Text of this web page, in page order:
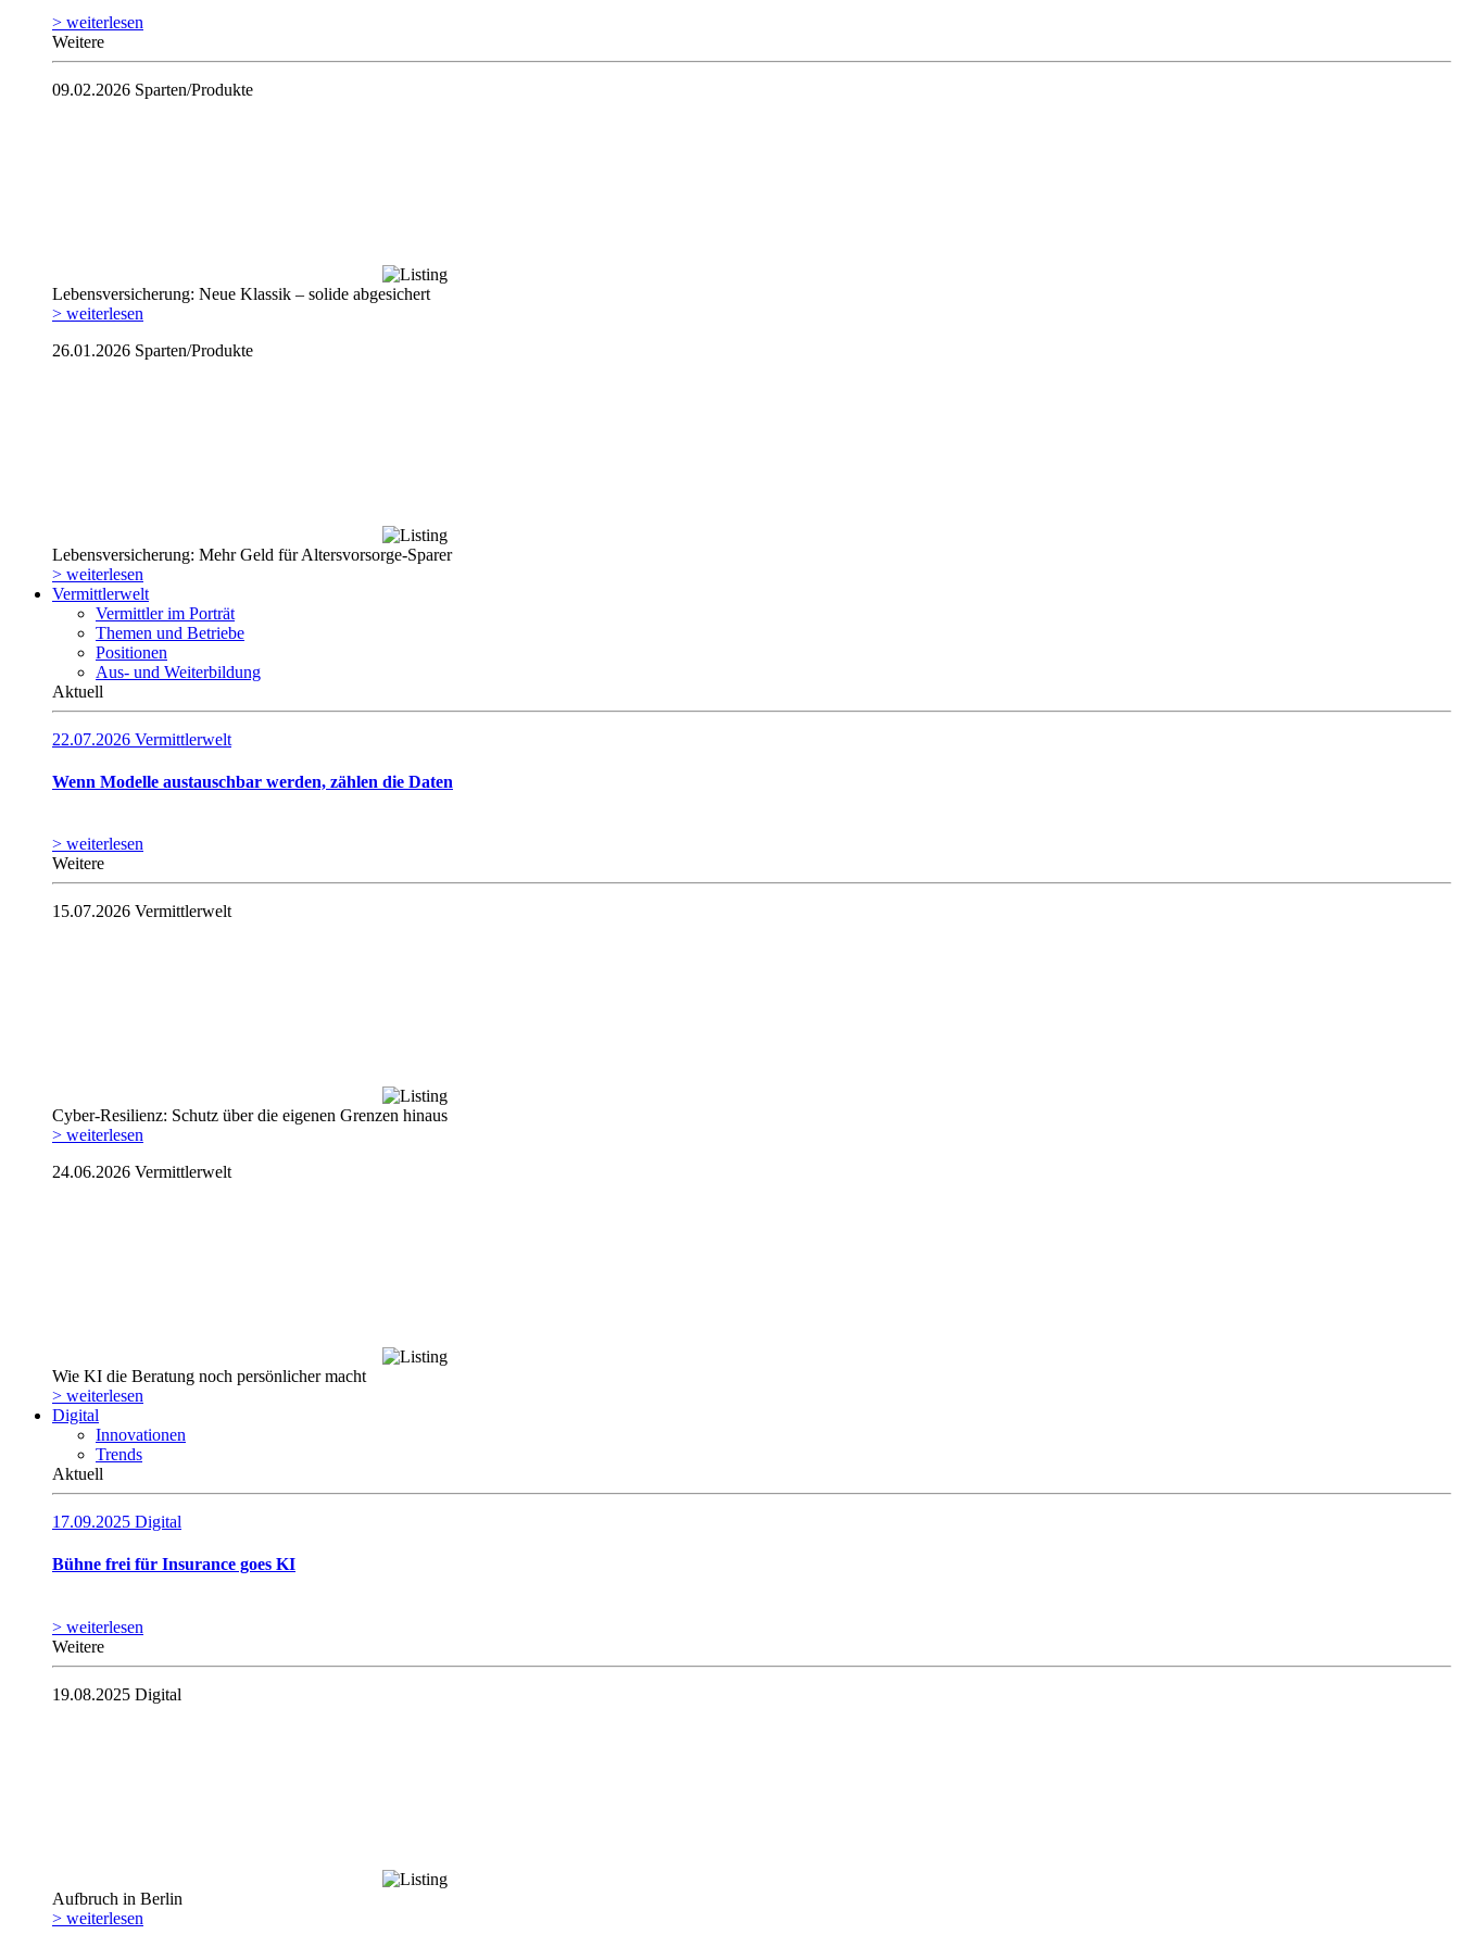
> weiterlesen
Weitere
09.02.2026 Sparten/Produkte
Lebensversicherung: Neue Klassik – solide abgesichert
> weiterlesen
26.01.2026 Sparten/Produkte
Lebensversicherung: Mehr Geld für Altersvorsorge-Sparer
> weiterlesen
Vermittlerwelt
Vermittler im Porträt
Themen und Betriebe
Positionen
Aus- und Weiterbildung
Aktuell
22.07.2026 Vermittlerwelt
Wenn Modelle austauschbar werden, zählen die Daten
> weiterlesen
Weitere
15.07.2026 Vermittlerwelt
Cyber-Resilienz: Schutz über die eigenen Grenzen hinaus
> weiterlesen
24.06.2026 Vermittlerwelt
Wie KI die Beratung noch persönlicher macht
> weiterlesen
Digital
Innovationen
Trends
Aktuell
17.09.2025 Digital
Bühne frei für Insurance goes KI
> weiterlesen
Weitere
19.08.2025 Digital
Aufbruch in Berlin
> weiterlesen